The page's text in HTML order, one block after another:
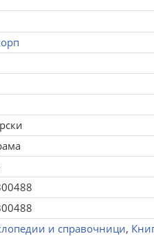
и справочници,